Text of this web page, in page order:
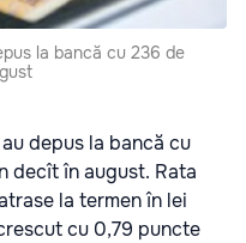
la bancă cu 236 de
depus la bancă cu
decît în august. Rata
la termen în lei
cu 0,79 puncte